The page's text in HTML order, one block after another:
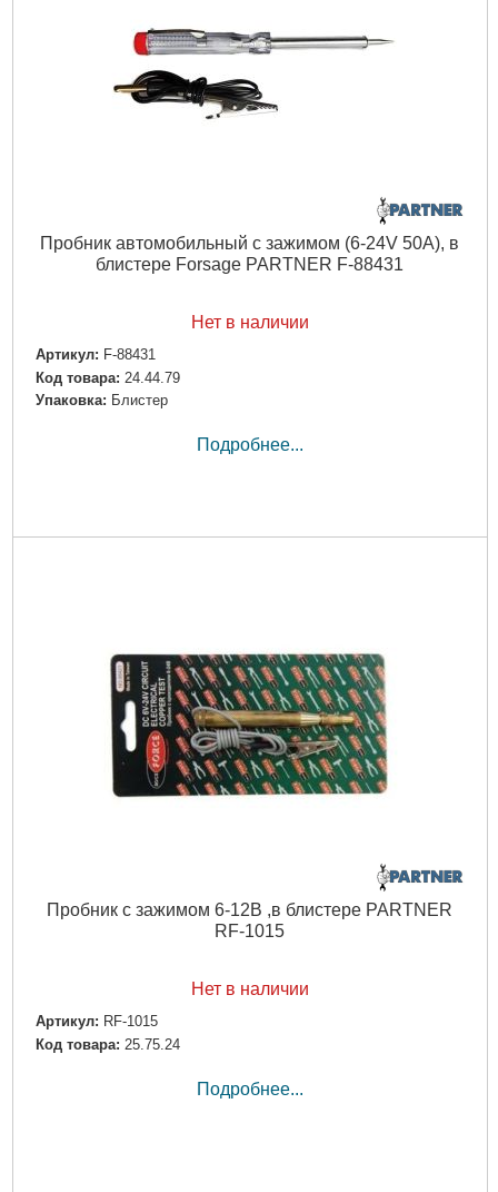
Пробник автомобильный с зажимом (6-24V 50А), в
блистере Forsage PARTNER F-88431
Нет в наличии
Артикул: F-88431
Код товара: 24.44.79
Упаковка: Блистер
Подробнее...
Пробник с зажимом 6-12В ,в блистере PARTNER
RF-1015
Нет в наличии
Артикул: RF-1015
Код товара: 25.75.24
Подробнее...